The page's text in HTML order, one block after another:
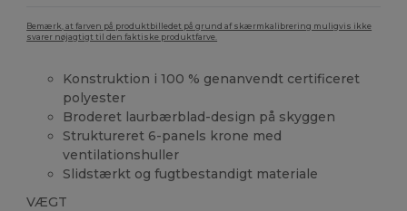
Bemærk, at farven på produktbilledet på grund af skærmkalibrering muligvis ikke
svarer nøjagtigt til den faktiske produktfarve.
Konstruktion i 100 % genanvendt certificeret
polyester
Broderet laurbærblad-design på skyggen
Struktureret 6-panels krone med
ventilationshuller
Slidstærkt og fugtbestandigt materiale
VÆGT